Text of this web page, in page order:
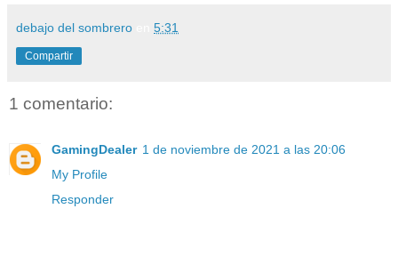
debajo del sombrero 5:31
Compartir
1 comentario:
GamingDealer 1 de noviembre de 2021 a las 20:06
My Profile
Responder